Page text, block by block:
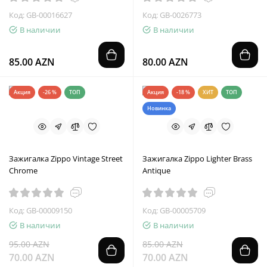
Код: GB-00016627
В наличии
85.00 AZN
Код: GB-0026773
В наличии
80.00 AZN
Акция -26 % ТОП
Зажигалка Zippo Vintage Street
Chrome
Код: GB-00009150
В наличии
95.00 AZN
70.00 AZN
Акция -18 % ХИТ ТОП
Новинка
Зажигалка Zippo Lighter Brass
Antique
Код: GB-00005709
В наличии
85.00 AZN
70.00 AZN